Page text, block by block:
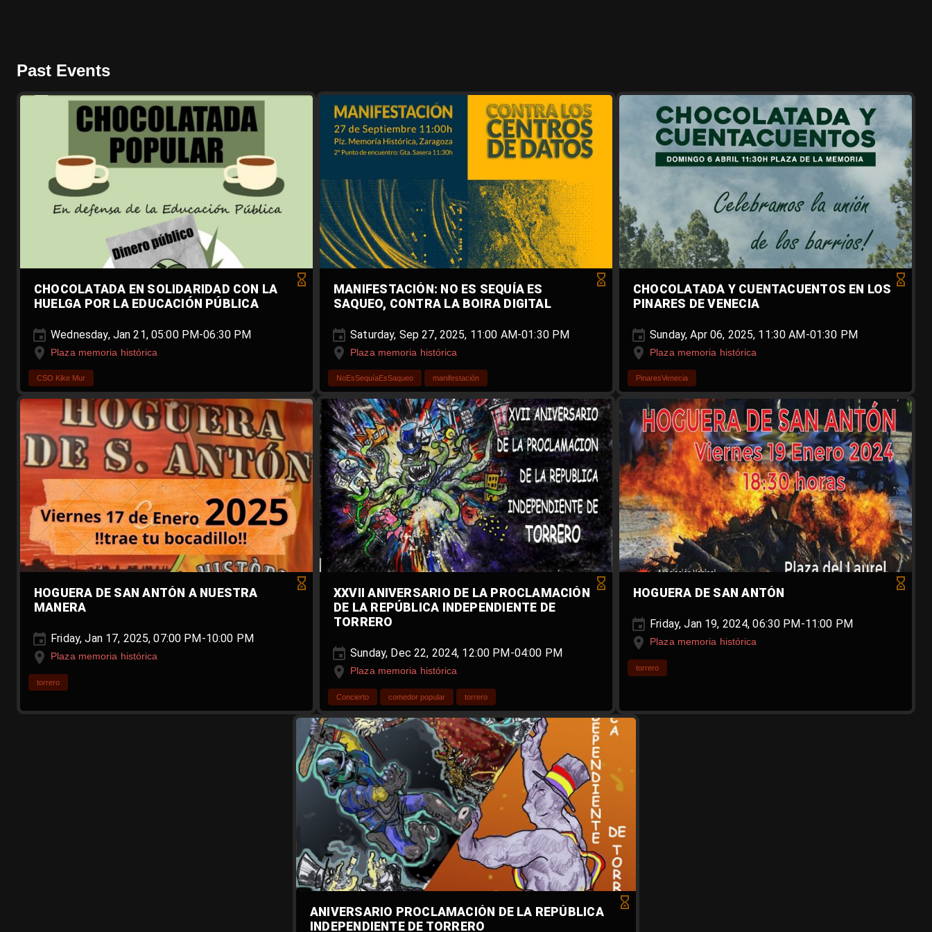
Past Events
CHOCOLATADA EN SOLIDARIDAD CON LA
HUELGA POR LA EDUCACIÓN PÚBLICA
Wednesday, Jan 21, 05:00 PM-06:30 PM
Plaza memoria histórica
CSO Kike Mur
MANIFESTACIÓN: NO ES SEQUÍA ES
SAQUEO, CONTRA LA BOIRA DIGITAL
Saturday, Sep 27, 2025, 11:00 AM-01:30 PM
Plaza memoria histórica
NoEsSequíaEsSaqueo manifestación
CHOCOLATADA Y CUENTACUENTOS EN LOS
PINARES DE VENECIA
Sunday, Apr 06, 2025, 11:30 AM-01:30 PM
Plaza memoria histórica
PinaresVenecia
HOGUERA DE SAN ANTÓN A NUESTRA
MANERA
Friday, Jan 17, 2025, 07:00 PM-10:00 PM
Plaza memoria histórica
torrero
XXVII ANIVERSARIO DE LA PROCLAMACIÓN
DE LA REPÚBLICA INDEPENDIENTE DE
TORRERO
Sunday, Dec 22, 2024, 12:00 PM-04:00 PM
Plaza memoria histórica
Concierto comedor popular torrero
HOGUERA DE SAN ANTÓN
Friday, Jan 19, 2024, 06:30 PM-11:00 PM
Plaza memoria histórica
torrero
ANIVERSARIO PROCLAMACIÓN DE LA REPÚBLICA
INDEPENDIENTE DE TORRERO